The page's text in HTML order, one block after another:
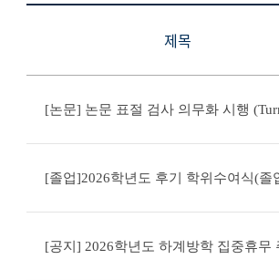
제목
[논문] 논문 표절 검사 의무화 시행